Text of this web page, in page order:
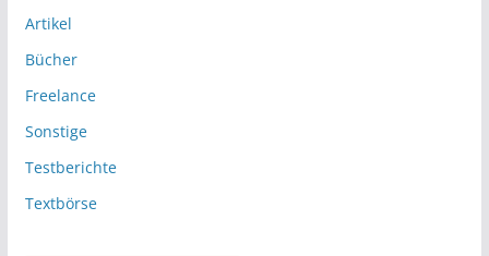
Artikel
Bücher
Freelance
Sonstige
Testberichte
Textbörse